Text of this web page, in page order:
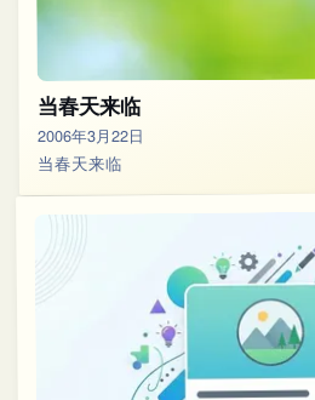
当春天来临
2006年3月22日
当春天来临